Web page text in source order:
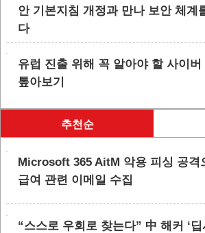
안 기본지침 개정과 만나 보안 체계
다
유럽 진출 위해 꼭 알아야 할 사이버
톺아보기
추천순
Microsoft 365 AitM 악용 피싱 공격
급여 관련 이메일 수집
“스스로 우회로 찾는다” 中 해커 ‘